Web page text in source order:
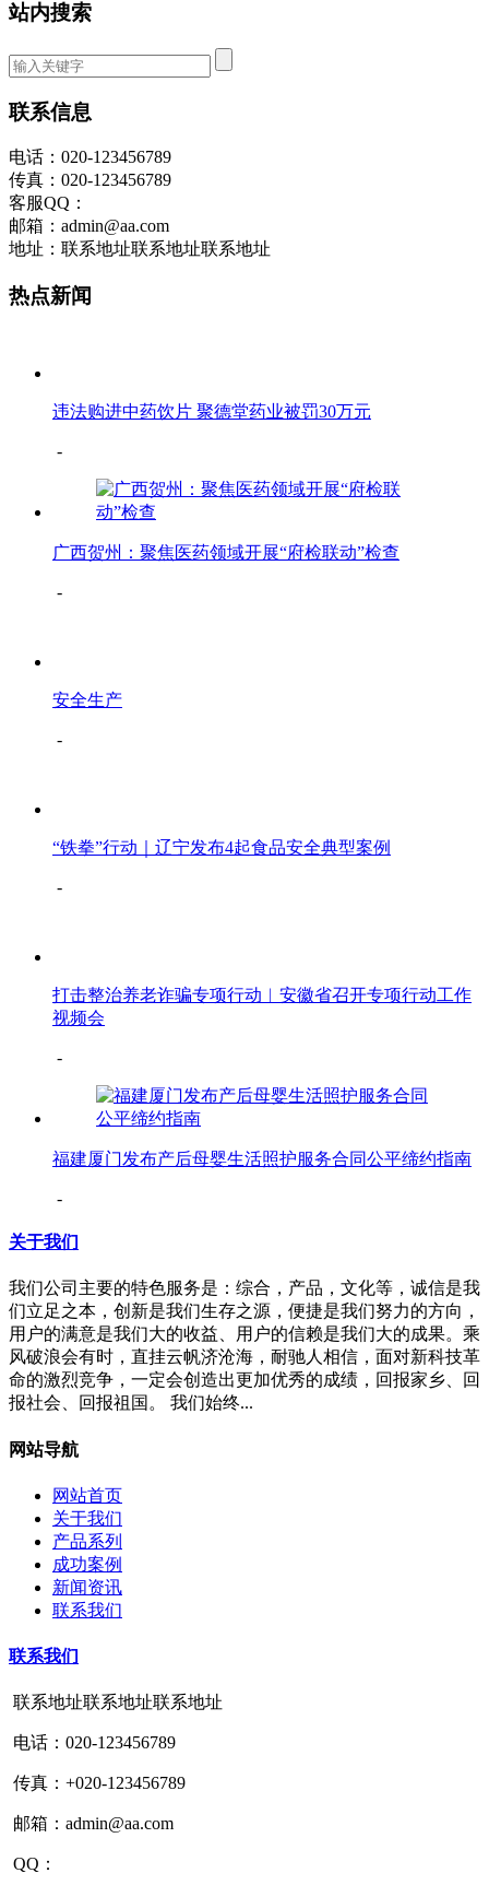
站内搜索
联系信息
电话：020-123456789
传真：020-123456789
客服QQ：
邮箱：admin@aa.com
地址：联系地址联系地址联系地址
热点新闻
违法购进中药饮片 聚德堂药业被罚30万元
-
广西贺州：聚焦医药领域开展“府检联动”检查
-
安全生产
-
“铁拳”行动｜辽宁发布4起食品安全典型案例
-
打击整治养老诈骗专项行动︳安徽省召开专项行动工作
视频会
-
福建厦门发布产后母婴生活照护服务合同公平缔约指南
-
关于我们
我们公司主要的特色服务是：综合，产品，文化等，诚信是我
们立足之本，创新是我们生存之源，便捷是我们努力的方向，
用户的满意是我们大的收益、用户的信赖是我们大的成果。乘
风破浪会有时，直挂云帆济沧海，耐驰人相信，面对新科技革
命的激烈竞争，一定会创造出更加优秀的成绩，回报家乡、回
报社会、回报祖国。 我们始终...
网站导航
网站首页
关于我们
产品系列
成功案例
新闻资讯
联系我们
联系我们
联系地址联系地址联系地址
电话：020-123456789
传真：+020-123456789
邮箱：admin@aa.com
QQ：